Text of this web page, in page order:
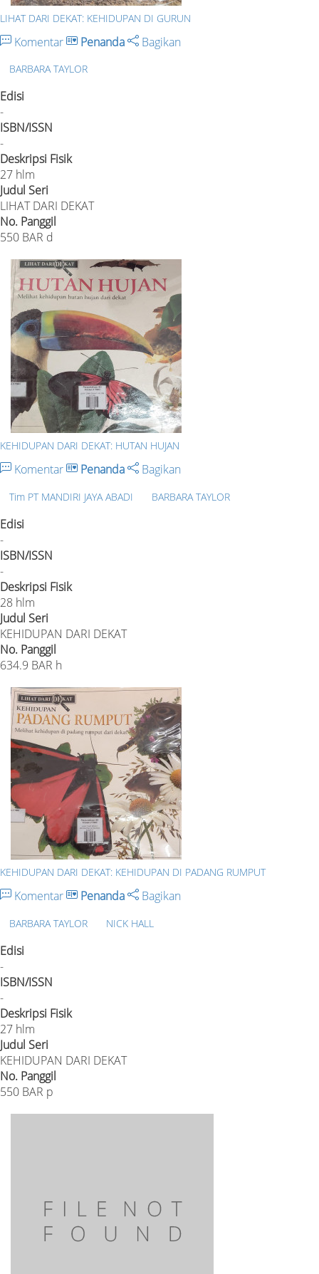
LIHAT DARI DEKAT: KEHIDUPAN DI GURUN
Komentar Penanda Bagikan
BARBARA TAYLOR
Edisi
-
ISBN/ISSN
-
Deskripsi Fisik
27 hlm
Judul Seri
LIHAT DARI DEKAT
No. Panggil
550 BAR d
KEHIDUPAN DARI DEKAT: HUTAN HUJAN
Komentar Penanda Bagikan
Tim PT MANDIRI JAYA ABADI BARBARA TAYLOR
Edisi
-
ISBN/ISSN
-
Deskripsi Fisik
28 hlm
Judul Seri
KEHIDUPAN DARI DEKAT
No. Panggil
634.9 BAR h
KEHIDUPAN DARI DEKAT: KEHIDUPAN DI PADANG RUMPUT
Komentar Penanda Bagikan
BARBARA TAYLOR NICK HALL
Edisi
-
ISBN/ISSN
-
Deskripsi Fisik
27 hlm
Judul Seri
KEHIDUPAN DARI DEKAT
No. Panggil
550 BAR p